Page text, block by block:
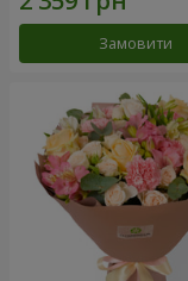
Замовити